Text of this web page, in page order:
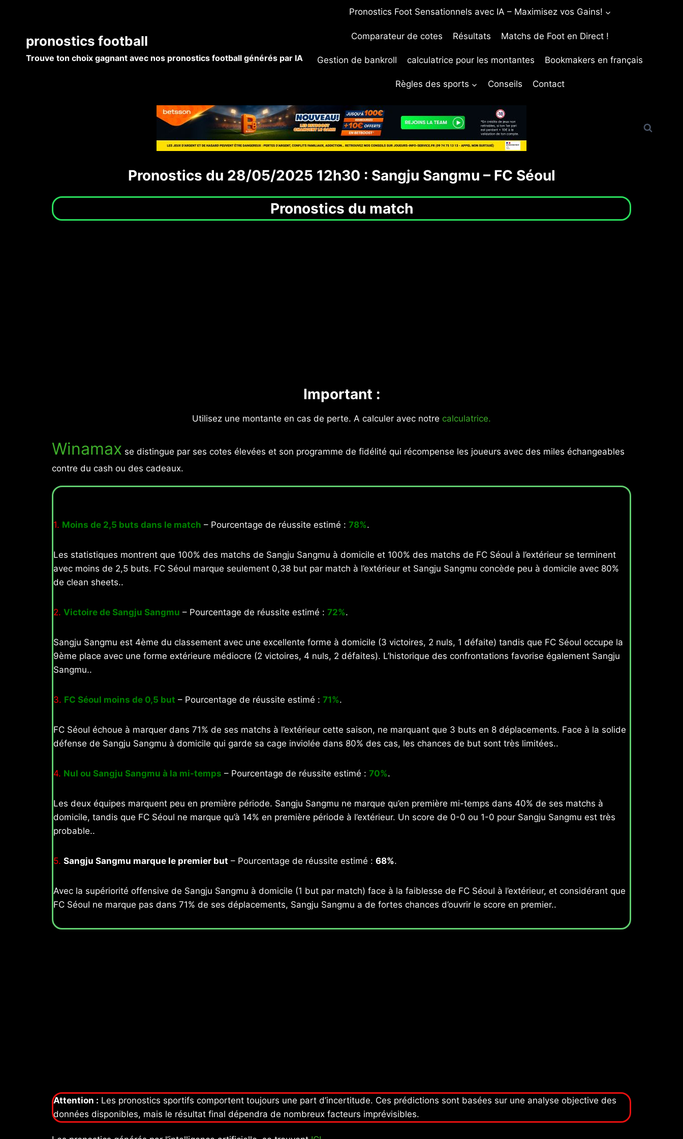
pronostics football
Trouve ton choix gagnant avec nos pronostics football générés par IA
Pronostics Foot Sensationnels avec IA – Maximisez vos Gains!
Comparateur de cotes Résultats Matchs de Foot en Direct !
Gestion de bankroll calculatrice pour les montantes Bookmakers en français
Règles des sports Conseils Contact
Pronostics du 28/05/2025 12h30 : Sangju Sangmu – FC Séoul
Pronostics du match
Important :
Utilisez une montante en cas de perte. A calculer avec notre calculatrice.
Winamax se distingue par ses cotes élevées et son programme de fidélité qui récompense les joueurs avec des miles échangeables
contre du cash ou des cadeaux.
1. Moins de 2,5 buts dans le match – Pourcentage de réussite estimé : 78%.
Les statistiques montrent que 100% des matchs de Sangju Sangmu à domicile et 100% des matchs de FC Séoul à l’extérieur se terminent
avec moins de 2,5 buts. FC Séoul marque seulement 0,38 but par match à l’extérieur et Sangju Sangmu concède peu à domicile avec 80%
de clean sheets..
2. Victoire de Sangju Sangmu – Pourcentage de réussite estimé : 72%.
Sangju Sangmu est 4ème du classement avec une excellente forme à domicile (3 victoires, 2 nuls, 1 défaite) tandis que FC Séoul occupe la
9ème place avec une forme extérieure médiocre (2 victoires, 4 nuls, 2 défaites). L’historique des confrontations favorise également Sangju
Sangmu..
3. FC Séoul moins de 0,5 but – Pourcentage de réussite estimé : 71%.
FC Séoul échoue à marquer dans 71% de ses matchs à l’extérieur cette saison, ne marquant que 3 buts en 8 déplacements. Face à la solide
défense de Sangju Sangmu à domicile qui garde sa cage inviolée dans 80% des cas, les chances de but sont très limitées..
4. Nul ou Sangju Sangmu à la mi-temps – Pourcentage de réussite estimé : 70%.
Les deux équipes marquent peu en première période. Sangju Sangmu ne marque qu’en première mi-temps dans 40% de ses matchs à
domicile, tandis que FC Séoul ne marque qu’à 14% en première période à l’extérieur. Un score de 0-0 ou 1-0 pour Sangju Sangmu est très
probable..
5. Sangju Sangmu marque le premier but – Pourcentage de réussite estimé : 68%.
Avec la supériorité offensive de Sangju Sangmu à domicile (1 but par match) face à la faiblesse de FC Séoul à l’extérieur, et considérant que
FC Séoul ne marque pas dans 71% de ses déplacements, Sangju Sangmu a de fortes chances d’ouvrir le score en premier..
Attention : Les pronostics sportifs comportent toujours une part d’incertitude. Ces prédictions sont basées sur une analyse objective des
données disponibles, mais le résultat final dépendra de nombreux facteurs imprévisibles.